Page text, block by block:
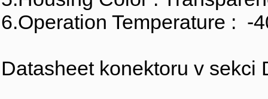
6.Operation Temperature : -
Datasheet konektoru v sekci